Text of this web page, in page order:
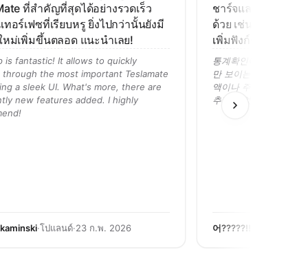
ที่สำคัญที่สุดได้อย่างรวดเร็ว
ทอร์เฟซที่เรียบหรู ยิ่งไปกว่านั้นยังมี
หม่เพิ่มขึ้นตลอด แนะนำเลย!
is fantastic! It allows to quickly
the most important Teslamate
a sleek UI. What's more, there are
new features added. I highly
·โปแลนด์·23 ก.พ. 2026
ชาร์จและการขับขี่
ด้วย เช่น ค่าชาร์จแ
เพิ่มฟังก์ชันสถิติมา
통계확인이 되었으면
만 보이는데 월별 통계
액이나 주행거리 같은.
추가 되었습니다 아주
어?????!!